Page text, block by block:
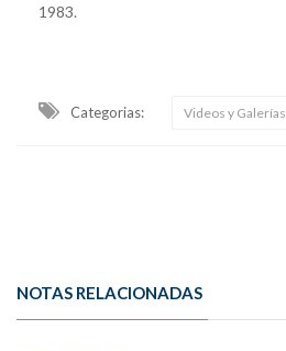
1983.
Categorias: Videos y Galerías
NOTAS RELACIONADAS